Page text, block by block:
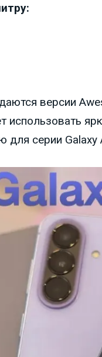
версии
использовать
для серии